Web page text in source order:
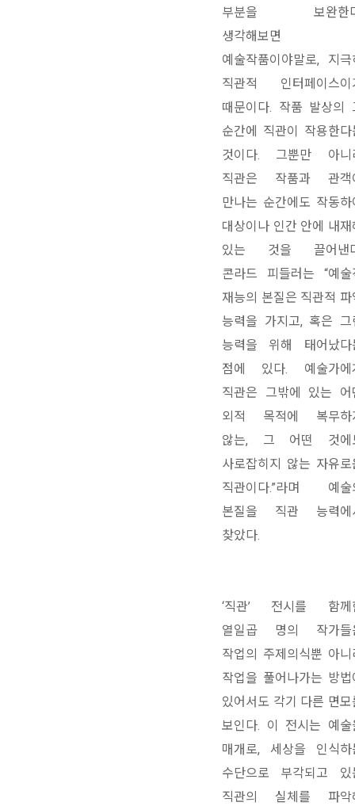
부분을 보완한
생각해보면
예술작품이야말로, 지극
직관적 인터페이스이
때문이다. 작품 발상의
순간에 직관이 작용한다
것이다. 그뿐만 아니
직관은 작품과 관객
만나는 순간에도 작동하
대상이나 인간 안에 내재
있는 것을 끌어낸
콘라드 피들러는 “예술
재능의 본질은 직관적 파
능력을 가지고, 혹은 그
능력을 위해 태어났다
점에 있다. 예술가에
직관은 그밖에 있는 어
외적 목적에 복무하
않는, 그 어떤 것에
사로잡히지 않는 자유로
직관이다.”라며 예술
본질을 직관 능력에
찾았다.
‘직관’ 전시를 함께
열일곱 명의 작가들
작업의 주제의식뿐 아니
작업을 풀어나가는 방법
있어서도 각기 다른 면모
보인다. 이 전시는 예술
매개로, 세상을 인식하
수단으로 부각되고 있
직관의 실체를 파악